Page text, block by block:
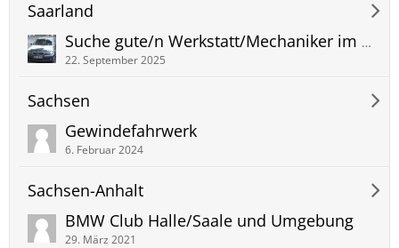
Saarland
Suche gute/n Werkstatt/Mechaniker im Nordsaarland
22. September 2025
Sachsen
Gewindefahrwerk
6. Februar 2024
Sachsen-Anhalt
BMW Club Halle/Saale und Umgebung
29. März 2021